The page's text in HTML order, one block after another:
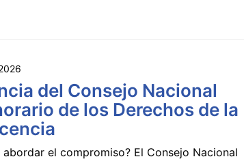
del Consejo Nacional
de los Derechos de la
el compromiso? El Consejo Nacional